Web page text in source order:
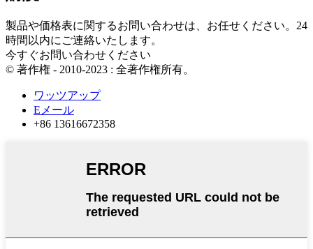
製品や価格表に関するお問い合わせは、お任せください。24
時間以内にご連絡いたします。
今すぐお問い合わせください
© 著作権 - 2010-2023 : 全著作権所有。
ワッツアップ
Eメール
+86 13616672358